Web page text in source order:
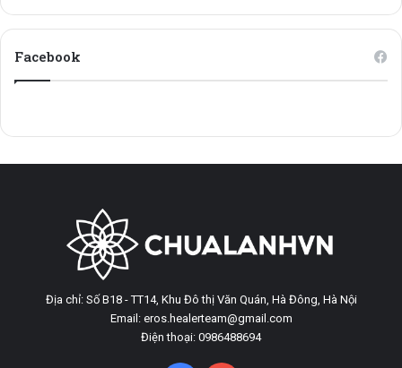
Facebook
Địa chỉ: Số B18 - TT14, Khu Đô thị Văn Quán, Hà Đông, Hà Nội
Email: eros.healerteam@gmail.com
Điện thoại: 0986488694